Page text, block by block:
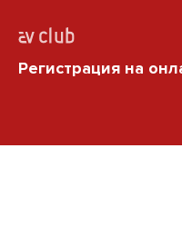
Регистрация на